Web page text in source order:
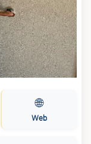
🌐
Web